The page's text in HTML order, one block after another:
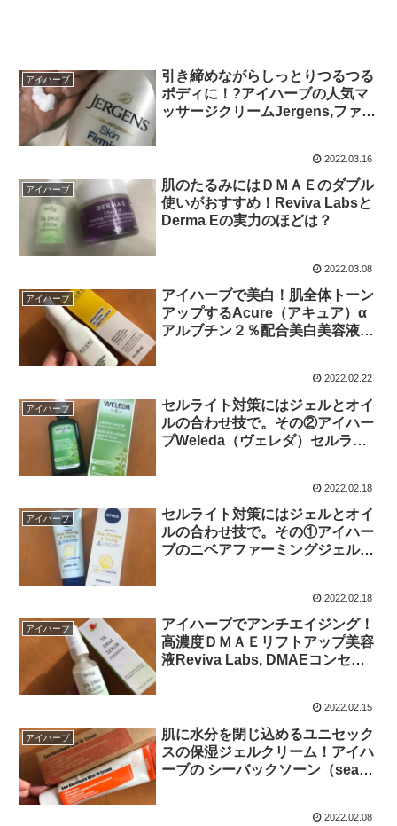
アイハーブ
引き締めながらしっとりつるつる
ボディに！?アイハーブの人気マ
ッサージクリームJergens,ファー
2022.03.16
アイハーブ
肌のたるみにはＤＭＡＥのダブル
使いがおすすめ！Reviva Labsと
Derma Eの実力のほどは？
2022.03.08
アイハーブ
アイハーブで美白！肌全体トーン
アップするAcure（アキュア）α
アルブチン２％配合美白美容液
2022.02.22
アイハーブ
セルライト対策にはジェルとオイ
ルの合わせ技で。その②アイハー
ブWeleda（ヴェレダ）セルライ
2022.02.18
アイハーブ
セルライト対策にはジェルとオイ
ルの合わせ技で。その①アイハー
ブのニベアファーミングジェルレ
2022.02.18
アイハーブ
アイハーブでアンチエイジング！
高濃度ＤＭＡＥリフトアップ美容
液Reviva Labs, DMAEコンセン
2022.02.15
アイハーブ
肌に水分を閉じ込めるユニセック
スの保湿ジェルクリーム！アイハ
ーブの シーバックソーン（sea
2022.02.08